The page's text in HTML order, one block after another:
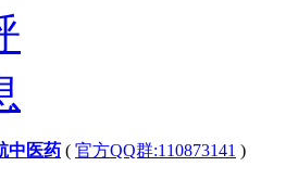
中医药 ( 官方QQ群:110873141 )